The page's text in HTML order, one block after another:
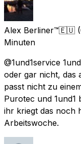
Alex Berliner™🇪🇺
Minuten
@1und1service
oder gar nicht, das
passt nicht zu
Purotec und
ihr kriegt das noch
Arbeitswoche.